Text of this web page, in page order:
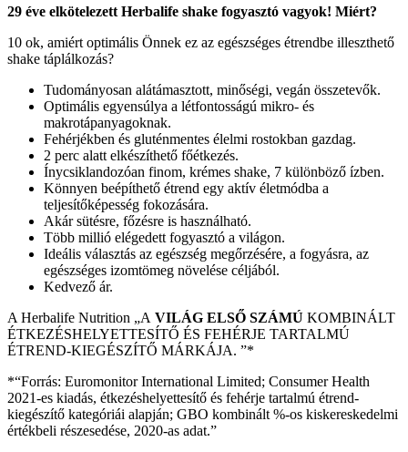
29 éve elkötelezett Herbalife shake fogyasztó vagyok! Miért?
10 ok, amiért optimális Önnek ez az egészséges étrendbe illeszthető
shake táplálkozás?
Tudományosan alátámasztott, minőségi, vegán összetevők.
Optimális egyensúlya a létfontosságú mikro- és
makrotápanyagoknak.
Fehérjékben és gluténmentes élelmi rostokban gazdag.
2 perc alatt elkészíthető főétkezés.
Ínycsiklandozóan finom, krémes shake, 7 különböző ízben.
Könnyen beépíthető étrend egy aktív életmódba a
teljesítőképesség fokozására.
Akár sütésre, főzésre is használható.
Több millió elégedett fogyasztó a világon.
Ideális választás az egészség megőrzésére, a fogyásra, az
egészséges izomtömeg növelése céljából.
Kedvező ár.
A Herbalife Nutrition „A VILÁG ELSŐ SZÁMÚ KOMBINÁLT
ÉTKEZÉSHELYETTESÍTŐ ÉS FEHÉRJE TARTALMÚ
ÉTREND-KIEGÉSZÍTŐ MÁRKÁJA. ”­­*
*“Forrás: Euromonitor International Limited; Consumer Health
2021-es kiadás, étkezéshelyettesítő és fehérje tartalmú étrend-
kiegészítő kategóriái alapján; GBO kombinált %-os kiskereskedelmi
értékbeli részesedése, 2020-as adat.”